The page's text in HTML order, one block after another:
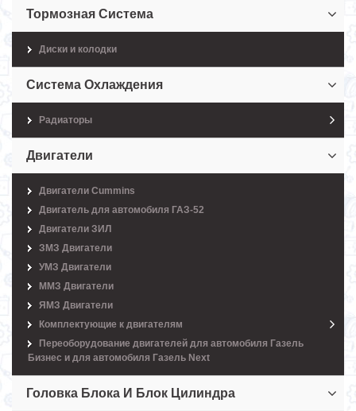
Тормозная Система
Диски и колодки
Система Охлаждения
Радиаторы
Двигатели
Двигатели Cummins
Двигатель для автомобиля ГАЗ-52
Двигатели ЗИЛ
ЗМЗ Двигатели
УМЗ Двигатели
ММЗ Двигатели
ЯМЗ Двигатели
Комплектующие к двигателям
Переоборудование двигателей для автомобиля Газель
Бизнес и для автомобиля Газель Next
Головка Блока И Блок Цилиндра